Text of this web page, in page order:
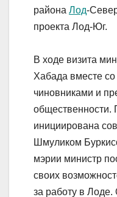
района Лод-
проекта Лод-Юг.
В ходе визита
Хабада вместе
чиновниками и
общественности.
инициирована
Шмуликом
мэрии министр
своих
за работу в Лоде.